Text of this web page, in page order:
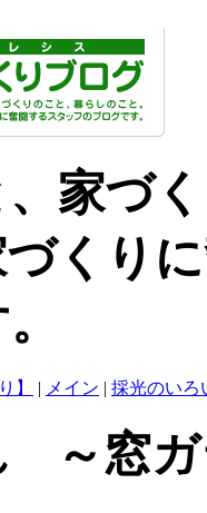
家づ
くり
】 | メイン | 採光のい
～窓ガ